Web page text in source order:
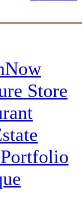
Store